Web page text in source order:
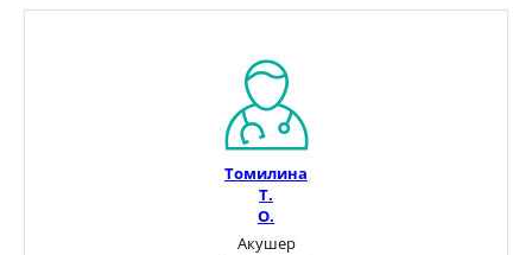
Томилина
Т.
О.
Акушер